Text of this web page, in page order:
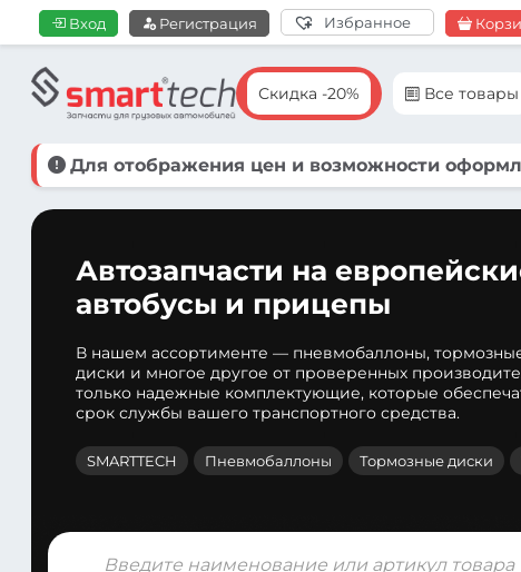
Вход Регистрация Избранное
Скидка -20% Все товары
Для отображения цен и возможности
Автозапчасти на
автобусы и прицепы
В нашем ассортименте — пневмобаллоны,
диски и многое другое от проверенных
только надежные комплектующие, которые
срок службы вашего транспортного средства.
SMARTTECH Пневмобаллоны Тормозные диски
Поиск
товаров